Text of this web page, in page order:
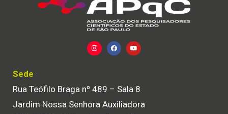
Sede
Rua Teófilo Braga nº 489 – Sala 8
Jardim Nossa Senhora Auxiliadora